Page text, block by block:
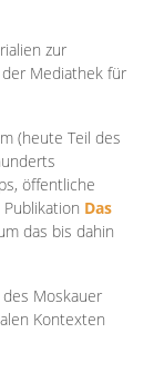
zur
Mediathek für
(heute Teil des
öffentliche
Das
das bis dahin
Moskauer
Kontexten